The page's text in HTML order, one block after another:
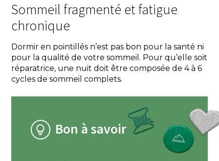
Sommeil fragmenté et fatigue
chronique
Dormir en pointillés n’est pas bon pour la santé ni
pour la qualité de votre sommeil. Pour qu’elle soit
réparatrice, une nuit doit être composée de 4 à 6
cycles de sommeil complets.
Bon à savoir